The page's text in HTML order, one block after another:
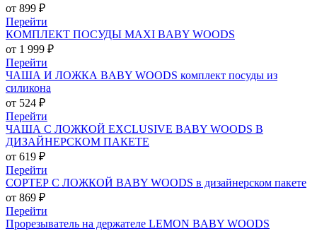
от 899 ₽
Перейти
КОМПЛЕКТ ПОСУДЫ MAXI BABY WOODS
от 1 999 ₽
Перейти
ЧАША И ЛОЖКА BABY WOODS комплект посуды из
силикона
от 524 ₽
Перейти
ЧАША С ЛОЖКОЙ EXCLUSIVE BABY WOODS В
ДИЗАЙНЕРСКОМ ПАКЕТЕ
от 619 ₽
Перейти
СОРТЕР С ЛОЖКОЙ BABY WOODS в дизайнерском пакете
от 869 ₽
Перейти
Прорезыватель на держателе LEMON BABY WOODS